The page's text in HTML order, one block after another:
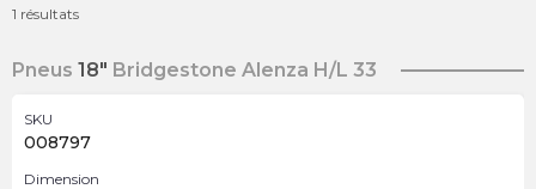
1 résultats
Pneus 18" Bridgestone Alenza H/L 33
SKU
008797
Dimension